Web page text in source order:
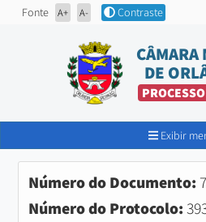
Fonte A+ A- Contraste
DE
Exibir
Número do Documento:
Número do Protocolo: